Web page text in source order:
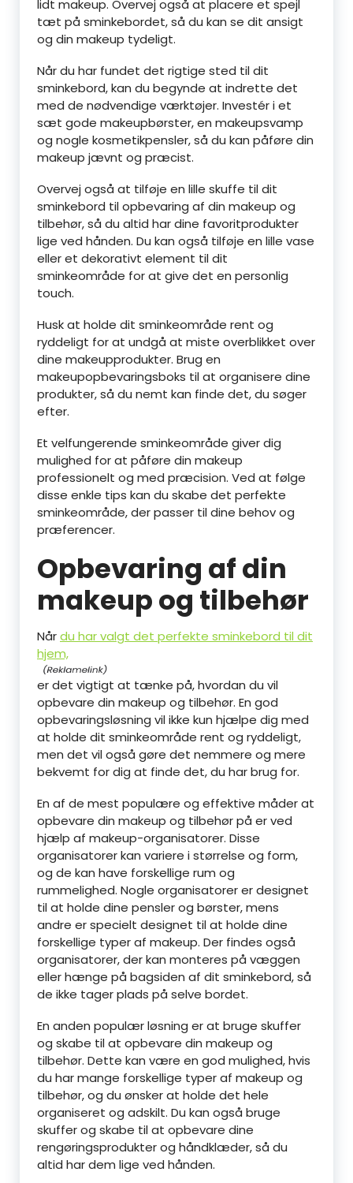
lidt makeup. Overvej også at placere et spejl
tæt på sminkebordet, så du kan se dit ansigt
og din makeup tydeligt.
Når du har fundet det rigtige sted til dit
sminkebord, kan du begynde at indrette det
med de nødvendige værktøjer. Investér i et
sæt gode makeupbørster, en makeupsvamp
og nogle kosmetikpensler, så du kan påføre din
makeup jævnt og præcist.
Overvej også at tilføje en lille skuffe til dit
sminkebord til opbevaring af din makeup og
tilbehør, så du altid har dine favoritprodukter
lige ved hånden. Du kan også tilføje en lille vase
eller et dekorativt element til dit
sminkeområde for at give det en personlig
touch.
Husk at holde dit sminkeområde rent og
ryddeligt for at undgå at miste overblikket over
dine makeupprodukter. Brug en
makeupopbevaringsboks til at organisere dine
produkter, så du nemt kan finde det, du søger
efter.
Et velfungerende sminkeområde giver dig
mulighed for at påføre din makeup
professionelt og med præcision. Ved at følge
disse enkle tips kan du skabe det perfekte
sminkeområde, der passer til dine behov og
præferencer.
Opbevaring af din
makeup og tilbehør
Nårdu har valgt det perfekte sminkebord til dit
hjem,
er det vigtigt at tænke på, hvordan du vil
opbevare din makeup og tilbehør. En god
opbevaringsløsning vil ikke kun hjælpe dig med
at holde dit sminkeområde rent og ryddeligt,
men det vil også gøre det nemmere og mere
bekvemt for dig at finde det, du har brug for.
En af de mest populære og effektive måder at
opbevare din makeup og tilbehør på er ved
hjælp af makeup-organisatorer. Disse
organisatorer kan variere i størrelse og form,
og de kan have forskellige rum og
rummelighed. Nogle organisatorer er designet
til at holde dine pensler og børster, mens
andre er specielt designet til at holde dine
forskellige typer af makeup. Der findes også
organisatorer, der kan monteres på væggen
eller hænge på bagsiden af dit sminkebord, så
de ikke tager plads på selve bordet.
En anden populær løsning er at bruge skuffer
og skabe til at opbevare din makeup og
tilbehør. Dette kan være en god mulighed, hvis
du har mange forskellige typer af makeup og
tilbehør, og du ønsker at holde det hele
organiseret og adskilt. Du kan også bruge
skuffer og skabe til at opbevare dine
rengøringsprodukter og håndklæder, så du
altid har dem lige ved hånden.